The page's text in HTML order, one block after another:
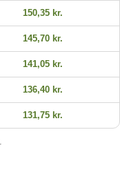
150,35 kr.
145,70 kr.
141,05 kr.
136,40 kr.
131,75 kr.